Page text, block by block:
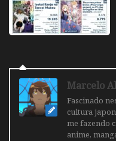
Marcelo
Fascinado
cultura
me fazendo
anime,